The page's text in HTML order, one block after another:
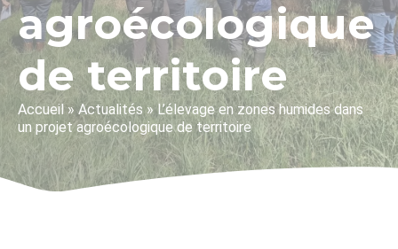
agroécologique
de territoire
Accueil »Actualités »L’élevage en zones humides dans
un projet agroécologique de territoire